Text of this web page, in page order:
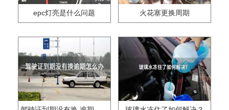
epc灯亮是什么问题 火花塞更换周期